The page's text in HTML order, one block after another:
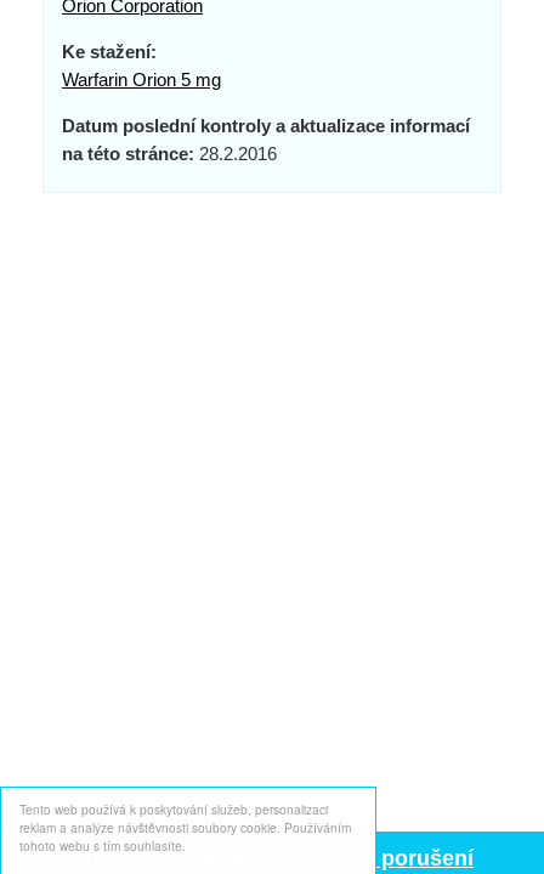
Tento web používá k poskytování služeb, personalizaci
reklam a analýze návštěvnosti soubory cookie. Používáním
tohoto webu s tím souhlasíte.
Orion Corporation
Ke stažení:
Warfarin Orion 5 mg
Datum poslední kontroly a aktualizace informací
na této stránce: 28.2.2016
Copywriting a sankce za jeho porušení